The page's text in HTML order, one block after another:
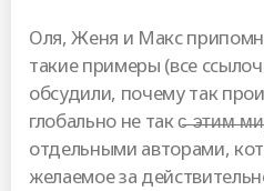
Оля, Женя и Макс
такие примеры (все
обсудили, почему так
глобально не так с̶ ̶э̶т̶и̶м̶
отдельными авторами,
желаемое за